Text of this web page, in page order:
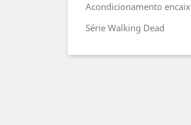
Acondicionamento
Série Walking Dead